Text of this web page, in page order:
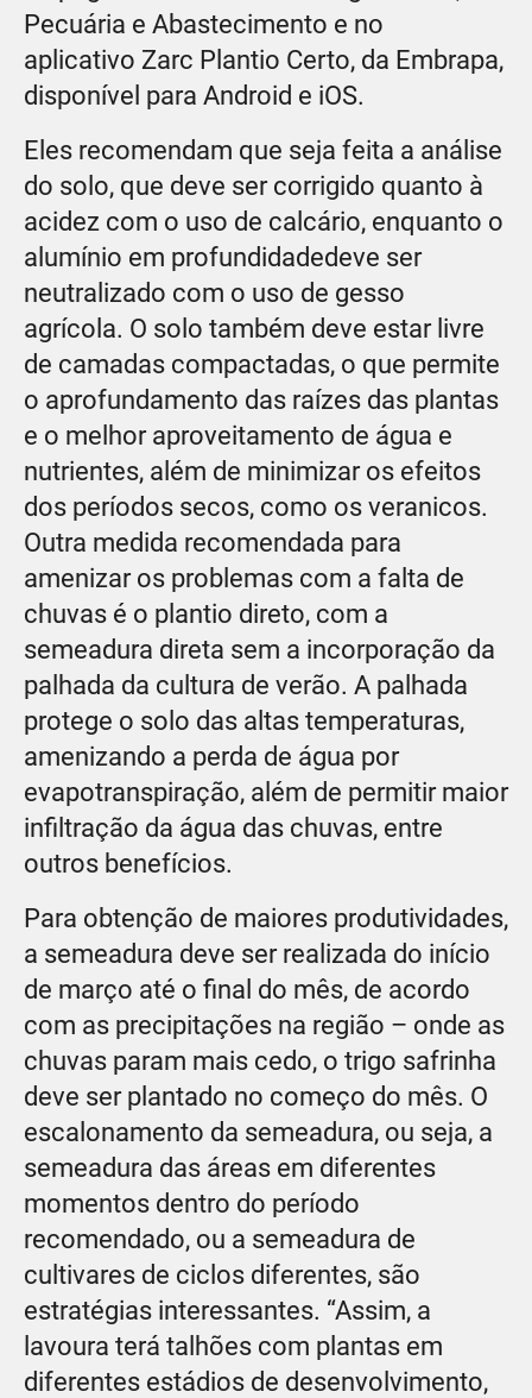
Pecuária e Abastecimento e no
aplicativo Zarc Plantio Certo, da Embrapa,
disponível para Android e iOS.
Eles recomendam que seja feita a análise
do solo, que deve ser corrigido quanto à
acidez com o uso de calcário, enquanto o
alumínio em profundidadedeve ser
neutralizado com o uso de gesso
agrícola. O solo também deve estar livre
de camadas compactadas, o que permite
o aprofundamento das raízes das plantas
e o melhor aproveitamento de água e
nutrientes, além de minimizar os efeitos
dos períodos secos, como os veranicos.
Outra medida recomendada para
amenizar os problemas com a falta de
chuvas é o plantio direto, com a
semeadura direta sem a incorporação da
palhada da cultura de verão. A palhada
protege o solo das altas temperaturas,
amenizando a perda de água por
evapotranspiração, além de permitir maior
infiltração da água das chuvas, entre
outros benefícios.
Para obtenção de maiores produtividades,
a semeadura deve ser realizada do início
de março até o final do mês, de acordo
com as precipitações na região – onde as
chuvas param mais cedo, o trigo safrinha
deve ser plantado no começo do mês. O
escalonamento da semeadura, ou seja, a
semeadura das áreas em diferentes
momentos dentro do período
recomendado, ou a semeadura de
cultivares de ciclos diferentes, são
estratégias interessantes. “Assim, a
lavoura terá talhões com plantas em
diferentes estádios de desenvolvimento,